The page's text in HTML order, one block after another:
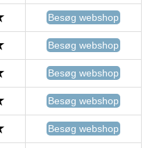
Besøg webshop
Besøg webshop
Besøg webshop
Besøg webshop
Besøg webshop